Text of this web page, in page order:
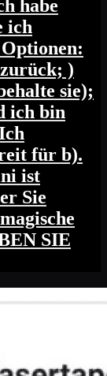
habe
ich
)
sie);
ich bin
für b).
ist
Sie
SIE